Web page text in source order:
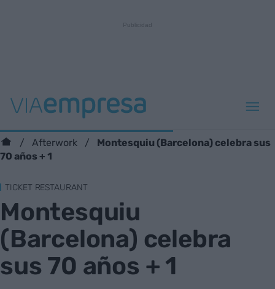
Afterwork
Montesquiu (Barcelona) celebra sus
70 años + 1
TICKET RESTAURANT
Montesquiu
(Barcelona) celebra
sus 70 años + 1